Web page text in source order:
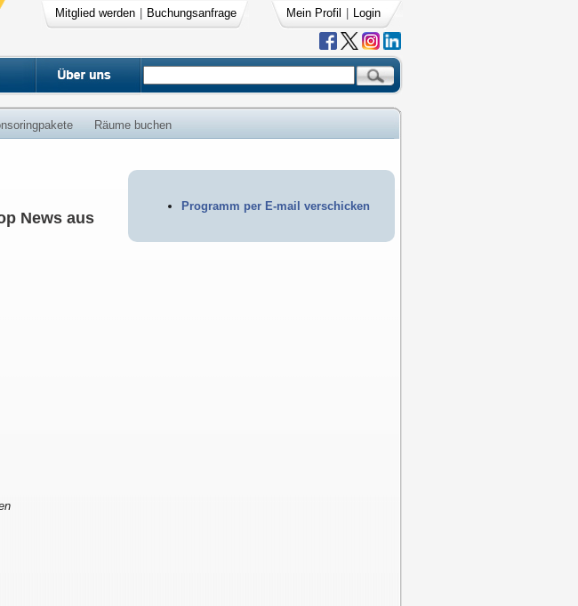
Mitglied werden Buchungsanfrage Mein Profil Login
Räume buchen
Programm per E-mail verschicken
News aus